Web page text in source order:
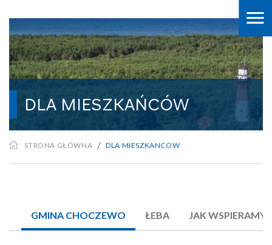
DLA MIESZKAŃCÓW
STRONA GŁÓWNA DLA MIESZKANCOW
GMINA CHOCZEWO ŁEBA JAK WSPIERAMY